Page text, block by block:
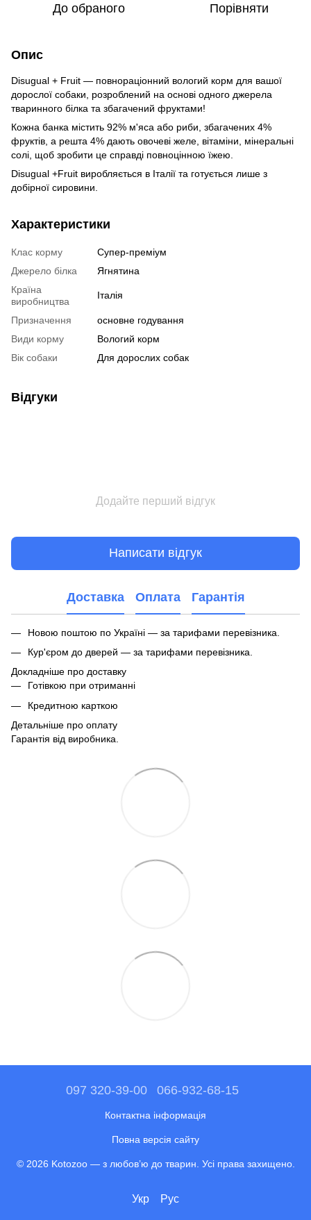
До обраного Порівняти
Опис
Disugual + Fruit — повнораціонний вологий корм для вашої
дорослої собаки, розроблений на основі одного джерела
тваринного білка та збагачений фруктами!
Кожна банка містить 92% м'яса або риби, збагачених 4%
фруктів, а решта 4% дають овочеві желе, вітаміни, мінеральні
солі, щоб зробити це справді повноцінною їжею.
Disugual +Fruit виробляється в Італії та готується лише з
добірної сировини.
Характеристики
Клас корму
Супер-преміум
Джерело білка
Ягнятина
Країна
виробництва
Італія
Призначення
основне годування
Види корму
Вологий корм
Вік собаки
Для дорослих собак
Відгуки
Додайте перший відгук
Написати відгук
Доставка Оплата Гарантія
Новою поштою по Україні — за тарифами перевізника.
Кур'єром до дверей — за тарифами перевізника.
Докладніше про доставку
Готівкою при отриманні
Кредитною карткою
Детальніше про оплату
Гарантія від виробника.
097 320-39-00 066-932-68-15
Контактна інформація
Повна версія сайту
© 2026 Kotozoo — з любов’ю до тварин. Усі права захищено.
Укр Рус